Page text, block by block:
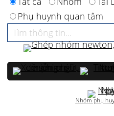
Phụ huynh quan tâm
Nhóm phụ